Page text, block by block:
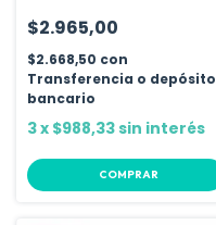
$2.965,00
$2.668,50 con
Transferencia o depósito
bancario
3x $988,33sin interés